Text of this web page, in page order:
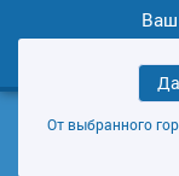
Да
От выбранного
+7 (921)
Магазин и